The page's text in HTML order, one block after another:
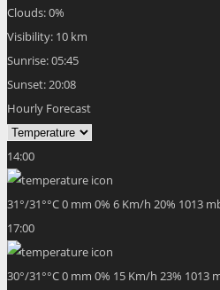
Clouds:0%
Visibility: 10 km
Sunrise:05:45
Sunset:20:08
Hourly Forecast
14:00
31°/31°°C0 mm 0% 6 Km/h 20% 1013
17:00
30°/31°°C0 mm 0% 15 Km/h 23% 1013